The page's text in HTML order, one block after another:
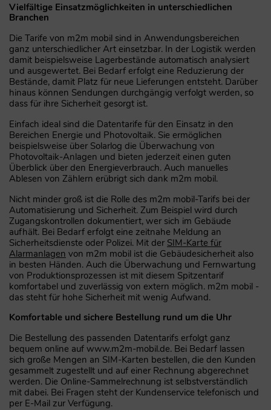
Vielfältige Einsatzmöglichkeiten in unterschiedlichen
Branchen
Die Tarife von m2m mobil sind in Anwendungsbereichen
ganz unterschiedlicher Art einsetzbar. In der Logistik werden
damit beispielsweise Lagerbestände automatisch analysiert
und ausgewertet. Bei Bedarf erfolgt eine Reduzierung der
Bestände, damit Platz für neue Lieferungen entsteht. Darüber
hinaus können Sendungen durchgängig verfolgt werden, so
dass für ihre Sicherheit gesorgt ist.
Einfach ideal sind die Datentarife für den Einsatz in den
Bereichen Energie und Photovoltaik. Sie ermöglichen
beispielsweise über Solarlog die Überwachung von
Photovoltaik-Anlagen und bieten jederzeit einen guten
Überblick über den Energieverbrauch. Auch manuelles
Ablesen von Zählern erübrigt sich dank m2m mobil.
Nicht minder groß ist die Rolle des m2m mobil-Tarifs bei der
Automatisierung und Sicherheit. Zum Beispiel wird durch
Zugangskontrollen dokumentiert, wer sich im Gebäude
aufhält. Bei Bedarf erfolgt eine zeitnahe Meldung an
Sicherheitsdienste oder Polizei. Mit der SIM-Karte für
Alarmanlagen von m2m mobil ist die Gebäudesicherheit also
in besten Händen. Auch die Überwachung und Fernwartung
von Produktionsprozessen ist mit diesem Spitzentarif
komfortabel und zuverlässig von extern möglich. m2m mobil -
das steht für hohe Sicherheit mit wenig Aufwand.
Komfortable und sichere Bestellung rund um die Uhr
Die Bestellung des passenden Datentarifs erfolgt ganz
bequem online auf www.m2m-mobil.de. Bei Bedarf lassen
sich große Mengen an SIM-Karten bestellen, die den Kunden
gesammelt zugestellt und auf einer Rechnung abgerechnet
werden. Die Online-Sammelrechnung ist selbstverständlich
mit dabei. Bei Fragen steht der Kundenservice telefonisch und
per E-Mail zur Verfügung.